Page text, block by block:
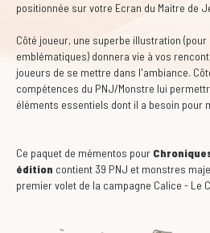
positionnée sur votre Ecran du Maitre de
Côté joueur, une superbe illustration
emblématiques) donnera vie à vos
joueurs de se mettre dans l'ambiance.
compétences du PNJ/Monstre lui
éléments essentiels dont il a besoin pour
Ce paquet de mémentos pour
édition contient 39 PNJ et monstres
premier volet de la campagne Calice - Le